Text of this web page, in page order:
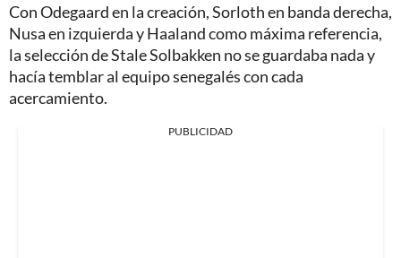
Con Odegaard en la creación, Sorloth en banda derecha,
Nusa en izquierda y Haaland como máxima referencia,
la selección de Stale Solbakken no se guardaba nada y
hacía temblar al equipo senegalés con cada
acercamiento.
PUBLICIDAD